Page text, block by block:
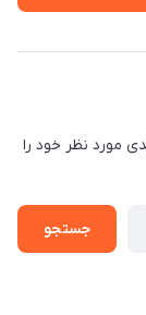
مورد نظر خود را
جستجو